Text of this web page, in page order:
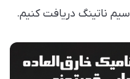
ناتینگ دریافت کنیم.